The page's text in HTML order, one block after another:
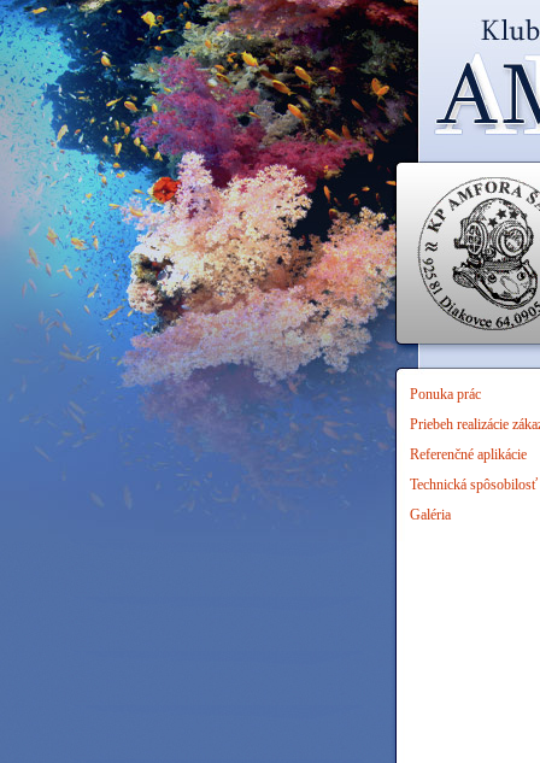
Ponuka prác
Priebeh realizácie
Referenčné aplikácie
Technická spôsobilosť
Galéria